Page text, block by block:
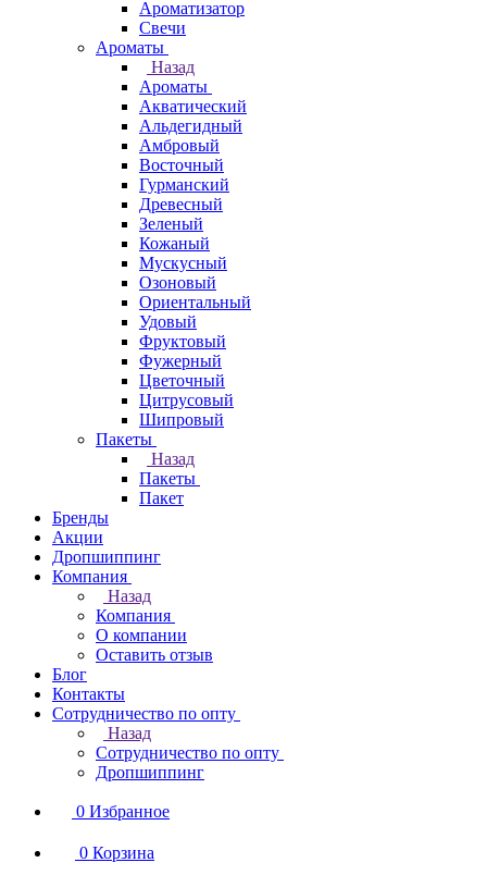
Ароматизатор
Свечи
Ароматы
Назад
Ароматы
Акватический
Альдегидный
Амбровый
Восточный
Гурманский
Древесный
Зеленый
Кожаный
Мускусный
Озоновый
Ориентальный
Удовый
Фруктовый
Фужерный
Цветочный
Цитрусовый
Шипровый
Пакеты
Назад
Пакеты
Пакет
Бренды
Акции
Дропшиппинг
Компания
Назад
Компания
О компании
Оставить отзыв
Блог
Контакты
Сотрудничество по опту
Назад
Сотрудничество по опту
Дропшиппинг
0 Избранное
0 Корзина